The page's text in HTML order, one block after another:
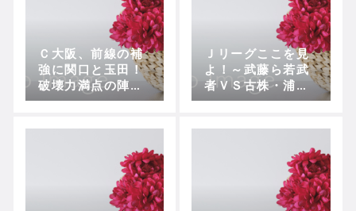
Ｃ大阪、前線の補
強に関口と玉田！
破壊力満点の陣容
で一年でのＪ１復
Ｊリーグここを見
よ！～武藤ら若武
者ＶＳ古株・浦和
の優勝争い～